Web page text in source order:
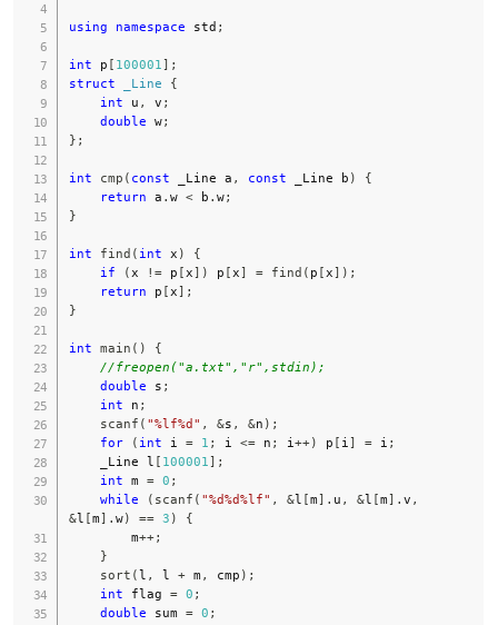
using namespace std ;
int p [ 100001 ] ;
struct
_Line
{
int u , v ;
double w;
} ;
int cmp ( const _Line a , const _Line b )
{
return a . w < b . w;
}
int find ( int x )
{
if
( x != p [ x] ) p [ x] = find ( p [ x] ) ;
return p [ x] ;
}
int main ( )
{
//freopen("a.txt","r",stdin);
double s ;
int n ;
scanf ( "%lf%d" , &s , &n ) ;
for
( int i = 1 ; i <= n ; i ++) p [ i ] = i ;
    _Line l
[ 100001 ] ;
int m = 0 ;
while
( scanf ( "%d%d%lf" , &l [m] . u , &l [m] . v ,
&l [m] . w) == 3 )
{
        m
++;
}
sort (l , l + m , cmp ) ;
int flag = 0 ;
double sum = 0 ;